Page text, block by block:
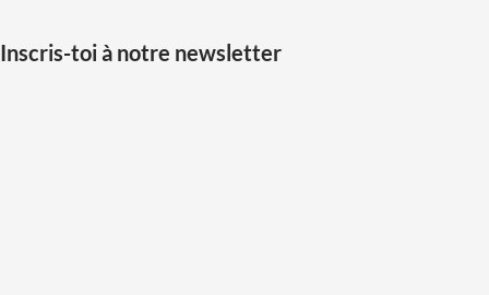
Inscris-toi à notre newsletter